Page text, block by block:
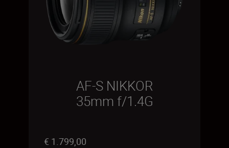
AF-S NIKKOR
35mm f/1.4G
€ 1.799,00